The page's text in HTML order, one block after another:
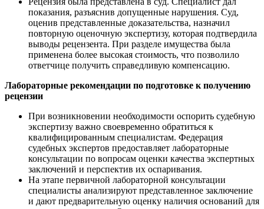
показания, разъяснив допущенные нарушения. Суд,
оценив представленные доказательства, назначил
повторную оценочную экспертизу, которая подтвердила
выводы рецензента. При разделе имущества была
применена более высокая стоимость, что позволило
ответчице получить справедливую компенсацию.
Лабораторные рекомендации по подготовке к получению
рецензии
При возникновении необходимости оспорить судебную
экспертизу важно своевременно обратиться к
квалифицированным специалистам. Федерация
судебных экспертов предоставляет лабораторные
консультации по вопросам оценки качества экспертных
заключений и перспектив их оспаривания.
На этапе первичной лабораторной консультации
специалисты анализируют представленное заключение
и дают предварительную оценку наличия оснований для